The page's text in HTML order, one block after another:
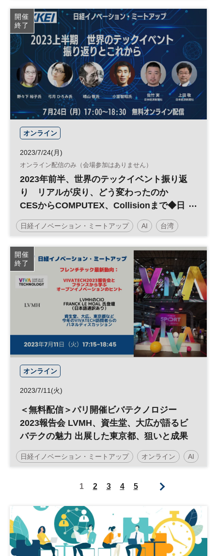
か ◆日経イノベーション・ミートアップ◆
オープン・イノベーション 新規事業開発
イノベーション スタートアップ 新規事業
エコシステム 参加無料 平日夜開催 ベンチャー
開催
終了
オンライン
2023/7/24(月)
オンライン配信のみ（会場参加はありません）
2023年前半、世界のテックイベント振り返
り リアルが戻り、どう変わったのか
CESからCOMPUTEX、Collisionまで◆日
経イノベーション・ミートアップ◆
日経イノベーション・ミートアップ AI 台湾
ラスベガス ビバテクノロジー 平日夕方開催
生成AI SXSW イノベーション
デジタルトランスフォーメーション 人工知能 投資
CES 新規事業 シリコンバレー DX 参加無料
開催
終了
オンライン
2023/7/11(火)
＜無料配信＞パリ開催ビバテクノロジー
2023報告会 LVMH、資生堂、大広が語るビ
バテクの魅力 出展した東京都、狙いと成果
日経イノベーション・ミートアップ オンライン AI
デジタルトランスフォーメーション 人工知能 経営
ESG SDGs テクノロジー スタートアップ
1 2 3 4 5